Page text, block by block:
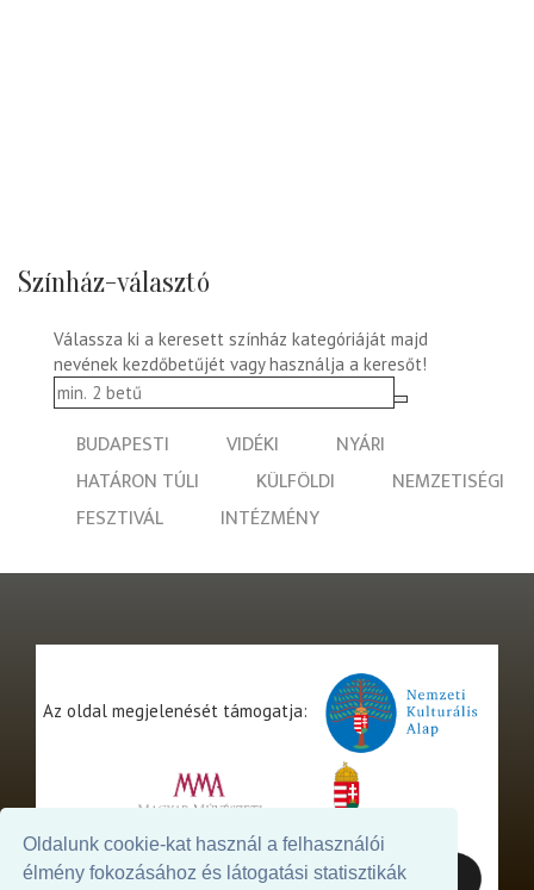
Oldalunk cookie-kat használ a felhasználói
élmény fokozásához és látogatási statisztikák
Színház-választó
Válassza ki a keresett színház kategóriáját majd
nevének kezdőbetűjét vagy használja a keresőt!
BUDAPESTI VIDÉKI
NYÁRI
HATÁRON TÚLI
KÜLFÖLDI
NEMZETISÉGI
FESZTIVÁL
INTÉZMÉNY
Az oldal megjelenését támogatja: